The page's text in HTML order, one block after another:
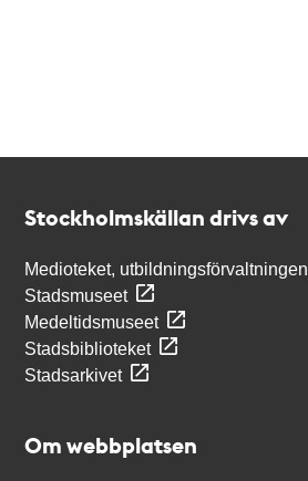
Stockholmskällan drivs av
Medioteket, utbildningsförvaltningen
Stadsmuseet
Medeltidsmuseet
Stadsbiblioteket
Stadsarkivet
Om webbplatsen